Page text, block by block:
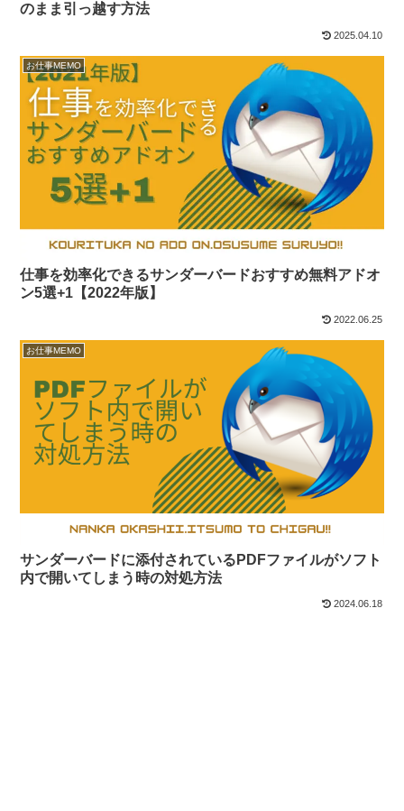
のまま引っ越す方法
2025.04.10
お仕事MEMO
仕事を効率化できるサンダーバードおすすめ無料アドオ
ン5選+1【2022年版】
2022.06.25
お仕事MEMO
サンダーバードに添付されているPDFファイルがソフト
内で開いてしまう時の対処方法
2024.06.18